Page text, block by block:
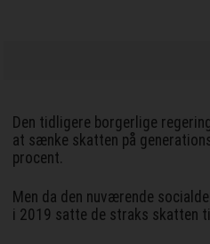
Den tidligere borgerlige
at sænke skatten på
procent.
Men da den nuværende
i 2019 satte de straks skatten